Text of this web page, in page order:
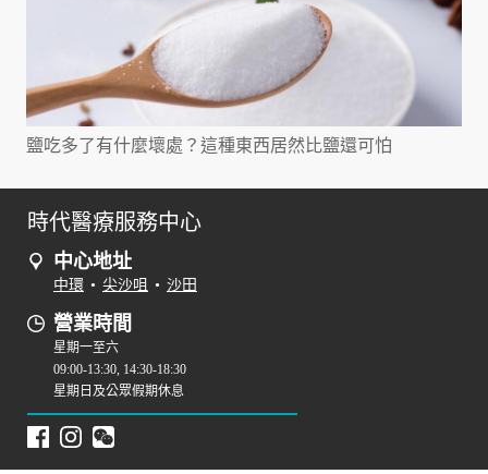
鹽吃多了有什麼壞處？這種東西居然比鹽還可怕
時代醫療服務中心
中心地址
中環 • 尖沙咀 • 沙田
營業時間
星期一至六
09:00-13:30, 14:30-18:30
星期日及公眾假期休息